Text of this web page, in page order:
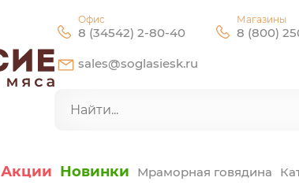
Офис
8 (34542) 2-80-40
Магазины
8 (800)
sales@soglasiesk.ru
Акции Новинки Мраморная говядина